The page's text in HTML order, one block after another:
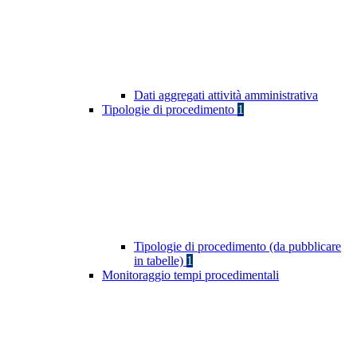
Dati aggregati attività amministrativa
Tipologie di procedimento 1
Tipologie di procedimento (da pubblicare
in tabelle) 1
Monitoraggio tempi procedimentali